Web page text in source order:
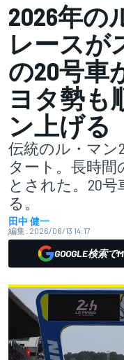
2026年の
レースが
の20号車
ヨタ勢も
ン上げる
伝統のル・マン
タート。長時
とされた。20号
る。
田中 健一
編集: 2026/06/13 14:17
GOOGLE検索で